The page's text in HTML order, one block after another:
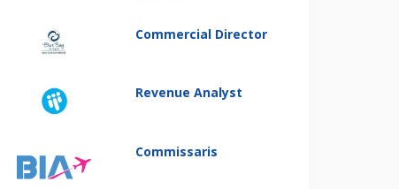
Commercial Director
Revenue Analyst
Commissaris